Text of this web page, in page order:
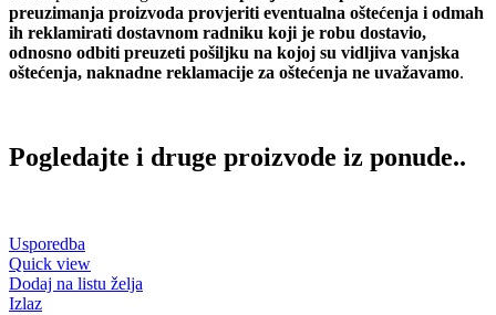
preuzimanja proizvoda provjeriti eventualna oštećenja i odmah
ih reklamirati dostavnom radniku koji je robu dostavio,
odnosno odbiti preuzeti pošiljku na kojoj su vidljiva vanjska
oštećenja, naknadne reklamacije za oštećenja ne uvažavamo.
Pogledajte i druge proizvode iz ponude..
Usporedba
Quick view
Dodaj na listu želja
Izlaz